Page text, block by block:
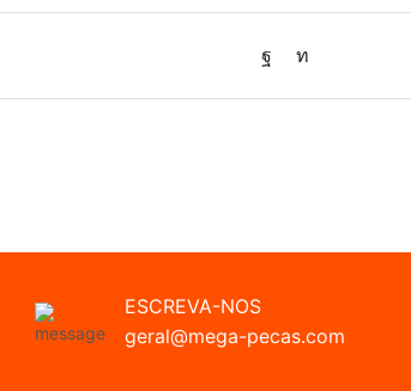
ESCREVA-NOS
geral@mega-pecas.com